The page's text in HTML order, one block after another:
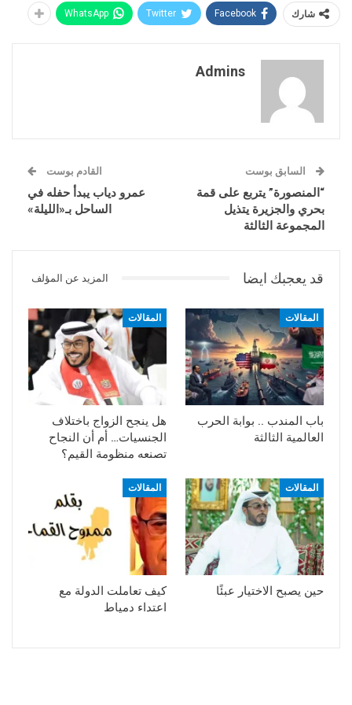
شارك Facebook
Twitter
WhatsApp
Admins
السابق بوست
“المنصورة” يتربع على قمة
بحري والجزيرة يتذيل
المجموعة الثالثة
القادم بوست
عمرو دياب يبدأ حفله في
الساحل بـ«الليلة»
قد يعجبك ايضا المزيد عن المؤلف
المقالات
باب المندب .. بوابة الحرب
العالمية الثالثة
المقالات
هل ينجح الزواج باختلاف
الجنسيات… أم أن النجاح
تصنعه منظومة القيم؟
المقالات
حين يصبح الاختيار عبئًا
المقالات
كيف تعاملت الدولة مع
اعتداء دمياط